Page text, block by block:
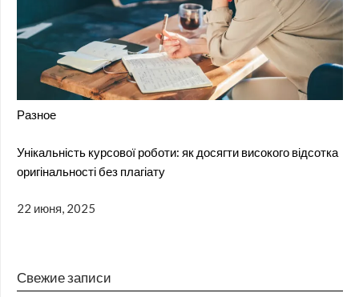
Разное
Унікальність курсової роботи: як досягти високого відсотка
оригінальності без плагіату
22 июня, 2025
Свежие записи